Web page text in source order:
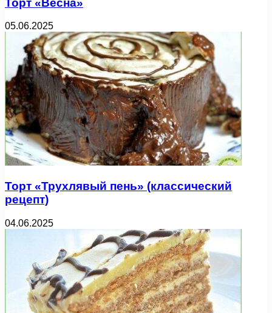
Торт «Весна»
05.06.2025
Торт «Трухлявый пень» (классический
рецепт)
04.06.2025